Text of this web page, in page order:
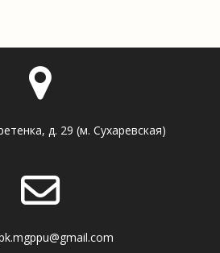
д. 29 (м. Сухаревская)